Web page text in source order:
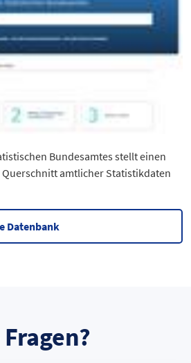
Bundesamtes stellt einen
amtlicher Statistikdaten
Datenbank